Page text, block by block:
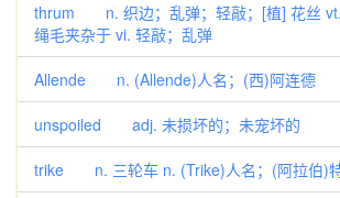
thrum n. 织边；乱弹；轻敲；[植] 花丝
绳毛夹杂于 vi. 轻敲；乱弹
Allende n. (Allende)人名；(西)阿连德
unspoiled adj. 未损坏的；未宠坏的
trike n. 三轮车 n. (Trike)人名；(阿拉伯)